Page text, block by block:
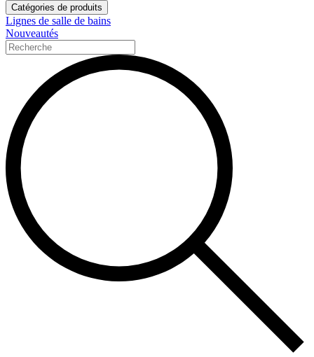
Catégories de produits
Lignes de salle de bains
Nouveautés